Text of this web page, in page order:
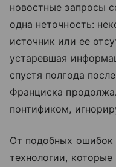
новостные запросы
одна неточность:
источник или ее
устаревшая
спустя полгода
Франциска
понтификом,
От подобных ошибок
технологии,